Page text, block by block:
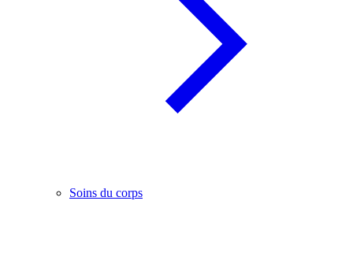
Soins du corps